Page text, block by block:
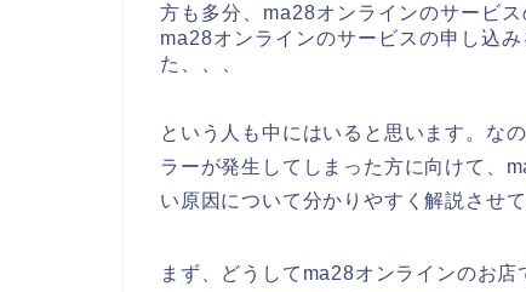
方も多分、ma28オンラインのサービ
ma28オンラインのサービスの申し込
た、、、
という人も中にはいると思います。な
ラーが発生してしまった方に向けて、
い原因について分かりやすく解説させて
まず、どうしてma28オンラインのお